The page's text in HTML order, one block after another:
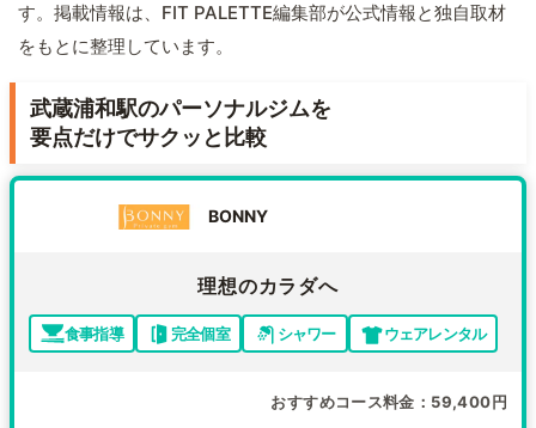
す。掲載情報は、FIT PALETTE編集部が公式情報と独自取材
をもとに整理しています。
武蔵浦和駅のパーソナルジムを
要点だけでサクッと比較
BONNY
理想のカラダへ
食事指導 完全個室 シャワー ウェアレンタル
おすすめコース料金 59,400円